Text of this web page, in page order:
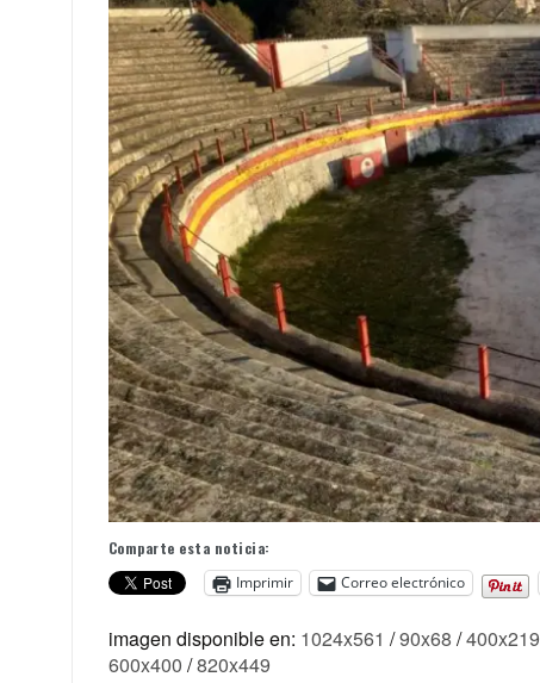
Comparte esta noticia:
Imprimir
Correo electrónico
imagen disponible en: 1024x561 /90x68 /400x219
600x400 /820x449